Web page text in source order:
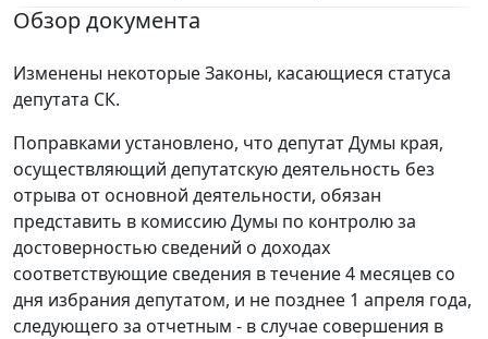
Обзор документа
Изменены некоторые Законы, касающиеся статуса
депутата СК.
Поправками установлено, что депутат Думы края,
осуществляющий депутатскую деятельность без
отрыва от основной деятельности, обязан
представить в комиссию Думы по контролю за
достоверностью сведений о доходах
соответствующие сведения в течение 4 месяцев со
дня избрания депутатом, и не позднее 1 апреля года,
следующего за отчетным - в случае совершения в